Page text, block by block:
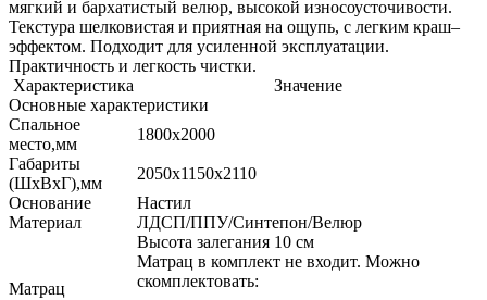
мягкий и бархатистый велюр, высокой износоусточивости.
Текстура шелковистая и приятная на ощупь, с легким краш–
эффектом. Подходит для усиленной эксплуатации.
Практичность и легкость чистки.
Характеристика
Значение
Основные характеристики
Спальное
место,мм
1800х2000
Габариты
(ШхВхГ),мм
2050х1150х2110
Основание
Настил
Материал
ЛДСП/ППУ/Синтепон/Велюр
Матрац
Высота залегания 10 см
Матрац в комплект не входит. Можно
скомплектовать: